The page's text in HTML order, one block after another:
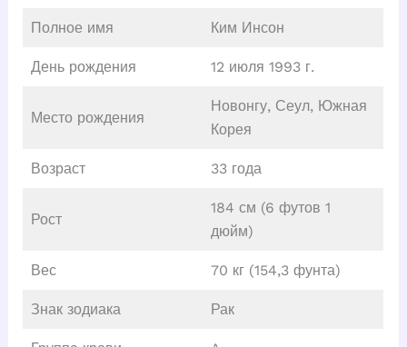
Полное имя Ким Инсон
День рождения 12 июля 1993 г.
Место рождения
Новонгу, Сеул, Южная
Корея
Возраст 33 года
Рост
184 см (6 футов 1
дюйм)
Вес 70 кг (154,3 фунта)
Знак зодиака Рак